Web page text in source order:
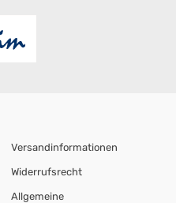
Versandinformationen
Widerrufsrecht
Allgemeine